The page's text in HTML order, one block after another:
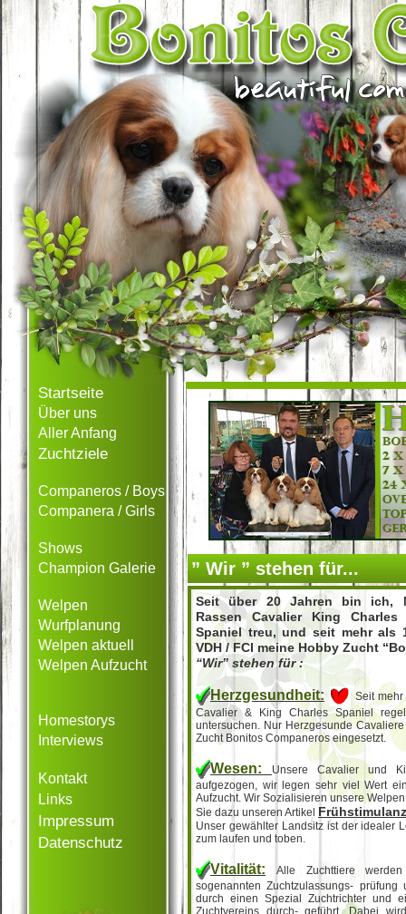
Startseite
Über uns
Aller Anfang
Zuchtziele
Companeros / Boys
Companera / Girls
Shows
Champion Galerie
Welpen
Wurfplanung
Welpen aktuell
Welpen Aufzucht
Homestorys
Interviews
Kontakt
Links
Impressum
Datenschutz
” Wir ” stehen für...
Seit über 20 Jahren bin ich,
Rassen Cavalier King
Spaniel treu, und seit mehr als
VDH / FCI meine Hobby Zucht
“Wir” stehen für :
Herzgesundheit:
Seit
Cavalier & King Charles Spaniel
untersuchen. Nur Herzgesunde
Zucht Bonitos Companeros eingesetzt.
Wesen:
Unsere Cavalier und
aufgezogen, wir legen sehr viel Wert
Aufzucht. Wir Sozialisieren unsere
Sie dazu unseren Artikel Frühstimulanz
Unser gewählter Landsitz ist der idealer
zum laufen und toben.
Vitalität:
Alle Zuchttiere
sogenannten Zuchtzulassungs-
durch einen Spezial Zuchtrichter und
Zuchtvereins durch- geführt. Dabei